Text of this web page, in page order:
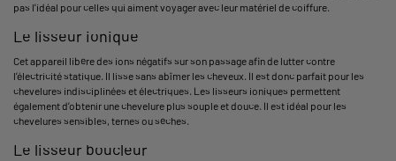
pas l'idéal pour celles qui aiment voyager avec leur matériel de coiffure.
Le lisseur ionique
Cet appareil libère des ions négatifs sur son passage afin de lutter contre
l’électricité statique. Il lisse sans abîmer les cheveux. Il est donc parfait pour les
chevelures indisciplinées et électriques. Les lisseurs ioniques permettent
également d’obtenir une chevelure plus souple et douce. Il est idéal pour les
chevelures sensibles, ternes ou sèches.
Le lisseur boucleur